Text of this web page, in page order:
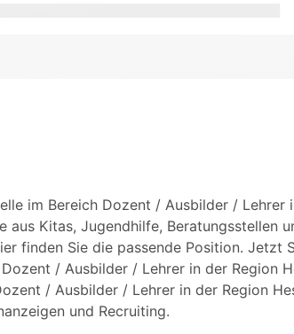
im Bereich Dozent / Ausbilder /
aus Kitas, Jugendhilfe, Beratungsstellen
finden Sie die passende Position. Jetzt
/ Ausbilder / Lehrer in der Region
/ Ausbilder / Lehrer in der Region
und Recruiting.